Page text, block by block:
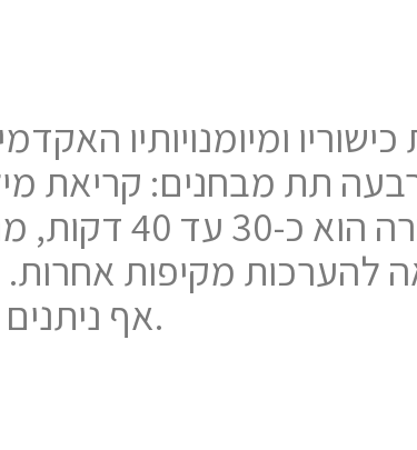
תת מבחנים: קריאת
WRAT אף ניתנים להעברה קבוצתית.